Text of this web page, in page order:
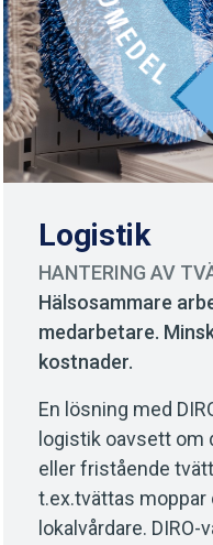
Logistik
HANTERING AV
Hälsosammare
medarbetare.
kostnader.
En lösning med
logistik oavsett om
eller fristående
t.ex.tvättas
lokalvårdare.